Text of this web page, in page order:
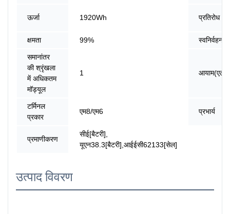
ऊर्जा 1920Wh प्रतिरोध
क्षमता 99% स्वनिर्वहन
समानांतर
की श्रृंखला
में अधिकतम
मॉड्यूल
1
टर्मिनल
प्रकार
एम8/एम6 प्रभार्य
प्रमाणीकरण
सीई[बैटरी],
यूएन38.3[बैटरी],आईईसी62133[सेल]
उत्पाद विवरण